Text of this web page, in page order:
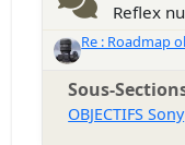
Reflex
Re : Roadmap
Sous-
OBJECTIFS Sony